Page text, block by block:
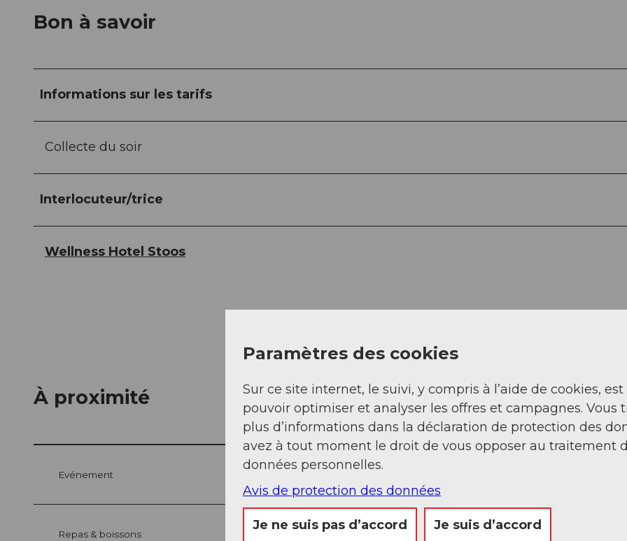
Bon à savoir
Informations sur les tarifs
Collecte du soir
Interlocuteur/trice
Wellness Hotel Stoos
À proximité Regarder sur
Evénement
Repas & boissons
Paramètres des cookies
Sur ce site internet, le suivi, y compris à l’aide de cookies,
pouvoir optimiser et analyser les offres et campagnes. Vous
plus d’informations dans la déclaration de protection des
avez à tout moment le droit de vous opposer au traitement
données personnelles.
Avis de protection des données
Je ne suis pas d’accord Je suis d’accord